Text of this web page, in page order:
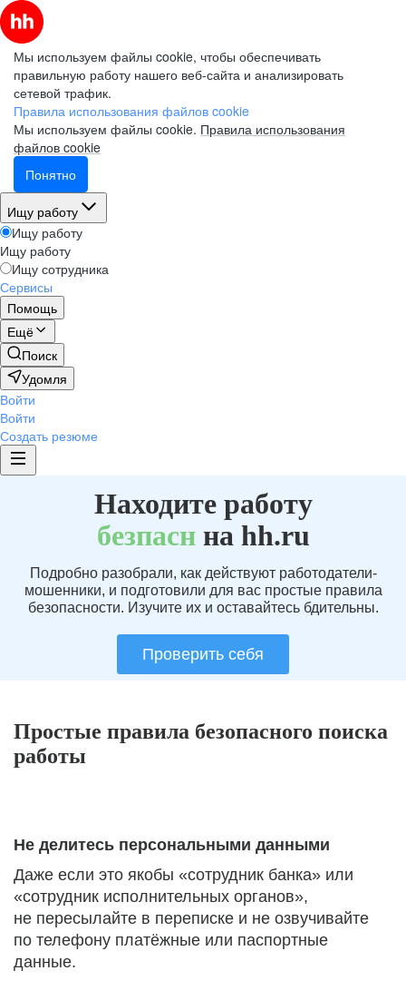
Мы используем файлы cookie, чтобы обеспечивать
правильную работу нашего веб-сайта и анализировать
сетевой трафик.
Правила использования файлов cookie
Мы используем файлы cookie. Правила использования
файлов cookie
Понятно
Ищу работу
Ищу работу
Ищу работу
Ищу сотрудника
Сервисы
Помощь
Ещё
Поиск
Удомля
Войти
Войти
Создать резюме
Находите работу
безпаснна hh.ru
Подробно разобрали, как действуют работодатели-
мошенники, и подготовили для вас простые правила
безопасности. Изучите их и оставайтесь бдительны.
Проверить себя
Простые правила безопасного поиска
работы
Не делитесь персональными данными
Даже если это якобы «сотрудник банка» или
«сотрудник исполнительных органов»,
не пересылайте в переписке и не озвучивайте
по телефону платёжные или паспортные
данные.